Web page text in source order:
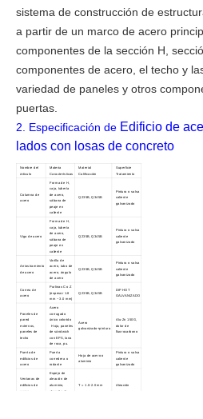
sistema de construcción de
a partir de un marco de acero
componentes de la sección H,
componentes de acero, el techo y
variedad de paneles y otros
puertas.
2. Especificación de Edificio de
lados con losas de concreto
Nombre del
árticulo
Materia
Características
Material
Calificación
Superficie
Tratamiento
Columna de
acero
Forma de H,
caja, tubería
de acero,
sábana de
peaje en
caliente
Q235B, Q345B
Pintura o salsa
caliente
galvanizado
Viga de acero
Forma de H,
caja, tubería
de acero,
sábana de
peaje en
caliente
Q235B, Q345B
Pintura o salsa
caliente
galvanizado
Arriostramiento
de acero
Varilla de
acero, tubo de
acero, ángulo
de acero
Q235B, Q345B
Pintura o salsa
caliente
galvanizado
Correa de
acero
Purlinas C o Z
(espesor 1.8
mm ~ 3.0 mm)
Q235B, Q345B
DIP HOT
GALVANIZADO
Paneles de
pared
externos,
paneles de
techo
Acero
corrugado
único colorido
Hoja, paneles
de sándwich
con EPS, lana
de roca, pu.
Acero
galvanizado+pintura
Alu-Zn 150G,
dolor de
fluorocarbono
Puerta de
edificios de
acero
Puerta
corredera o
rodante
Hoja de acero o
aluminio
Pintura o salsa
caliente
galvanizado
Ventanas de
edificios de
Espejo de
aleación de
aluminio,
aleación de
T = 1.0-2.0 mm Aleación